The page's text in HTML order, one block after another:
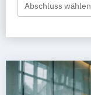
Abschluss wählen